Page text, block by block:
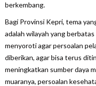
berkembang.
Bagi Provinsi Kepri, tema
adalah wilayah yang
menyoroti agar persoalan
diberikan, agar bisa terus
meningkatkan sumber daya
muaranya, persoalan